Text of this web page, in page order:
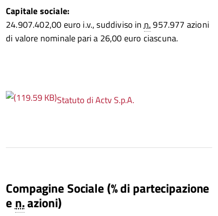
Capitale sociale:
24.907.402,00 euro i.v., suddiviso inn.957.977 azioni
di valore nominale pari a 26,00 euro ciascuna.
Statuto di Actv S.p.A.
Compagine Sociale (% di partecipazione
e n.azioni)